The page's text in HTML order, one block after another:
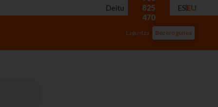
Deitu
825
470
ESEU
Laguntza Bezero gunea